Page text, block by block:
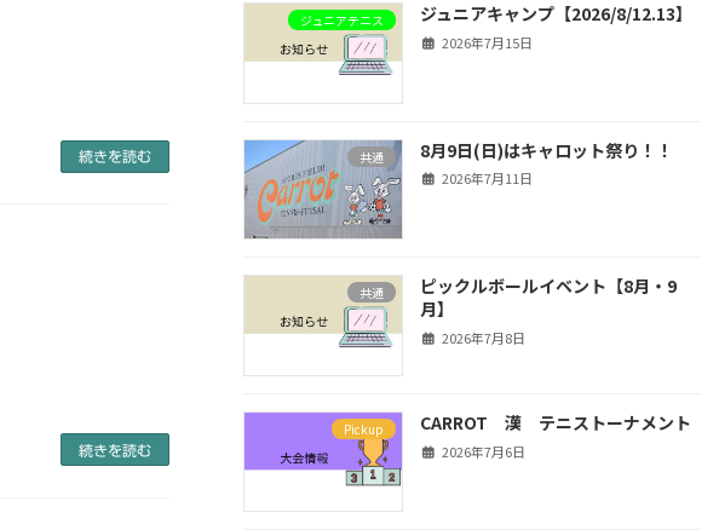
続きを読む
続きを読む
ジュニアテニス ジュニアキャンプ【2026/8/12.13】
2026年7月15日
共通 8月9日(日)はキャロット祭り！！
2026年7月11日
共通
ピックルボールイベント【8月・9
月】
2026年7月8日
Pickup CARROT 漢 テニストーナメント
2026年7月6日